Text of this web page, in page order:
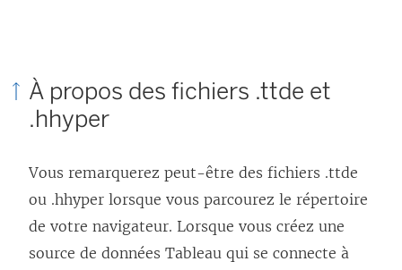
À propos des fichiers .ttde et
.hhyper
Vous remarquerez peut-être des fichiers .ttde
ou .hhyper lorsque vous parcourez le répertoire
de votre navigateur. Lorsque vous créez une
source de données Tableau qui se connecte à